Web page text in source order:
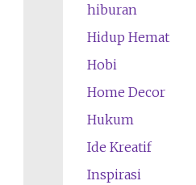
hiburan
Hidup Hemat
Hobi
Home Decor
Hukum
Ide Kreatif
Inspirasi